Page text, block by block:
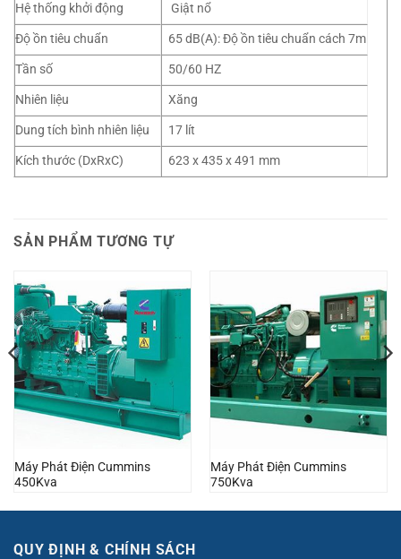
Hệ thống khởi động
Giật nổ
Độ ồn tiêu chuẩn
65 dB(A): Độ ồn tiêu chuẩn cách 7m
Tần số
50/60 HZ
Nhiên liệu
Xăng
Dung tích bình nhiên liệu
17 lít
Kích thước (DxRxC)
623 x 435 x 491 mm
SẢN PHẨM TƯƠNG TỰ
Máy Phát Điện Cummins
450Kva
Máy Phát Điện Cummins
750Kva
QUY ĐỊNH & CHÍNH SÁCH